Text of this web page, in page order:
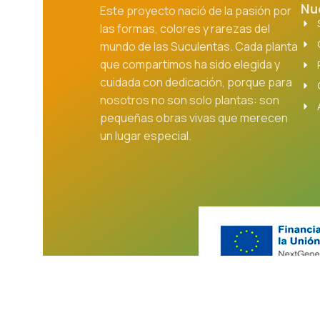
Este proyecto nació de la pasión por
las formas, colores y rarezas del
mundo de las Suculentas. Cada planta
que compartimos ha sido elegida y
cuidada con dedicación, porque para
nosotros no son solo plantas: son
pequeñas obras vivas que merecen
un lugar especial.